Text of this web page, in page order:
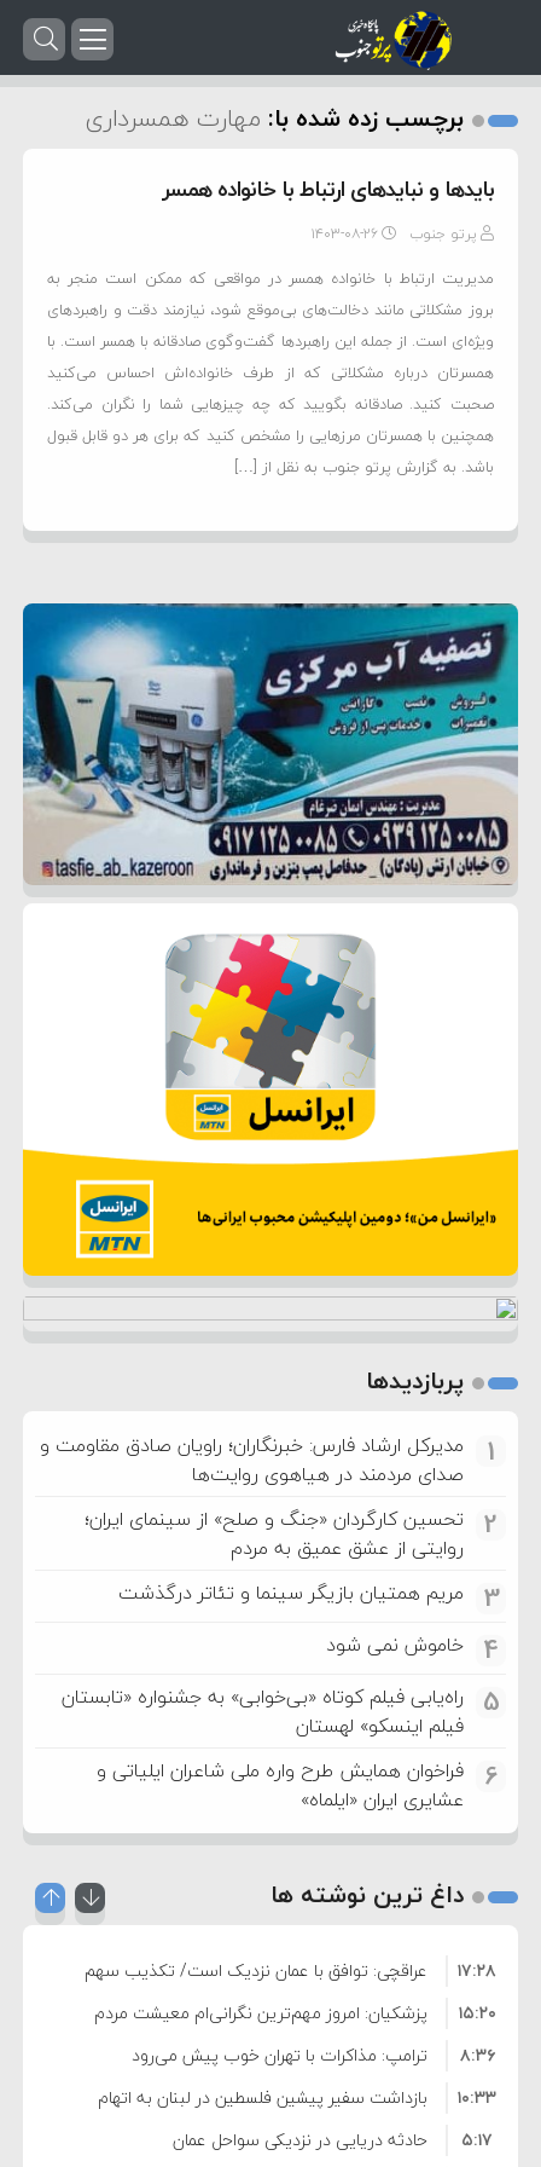
برچسب زده شده با: مهارت همسرداری
بایدها و نبایدهای ارتباط با خانواده همسر
پرتو جنوب ۱۴۰۳-۰۸-۲۶
مدیریت ارتباط با خانواده همسر در مواقعی که ممکن است منجر به
بروز مشکلاتی مانند دخالت‌های بی‌موقع شود، نیازمند دقت و راهبردهای
ویژه‌ای است. از جمله این راهبردها گفت‌وگوی صادقانه با همسر است. با
همسرتان درباره مشکلاتی که از طرف خانواده‌اش احساس می‌کنید
صحبت کنید. صادقانه بگویید که چه چیزهایی شما را نگران می‌کند.
همچنین با همسرتان مرزهایی را مشخص کنید که برای هر دو قابل قبول
باشد. به گزارش پرتو جنوب به نقل از […]
پربازدیدها
1
مدیرکل ارشاد فارس: خبرنگاران؛ راویان صادق مقاومت و
صدای مردمند در هیاهوی روایت‌ها
2
تحسین کارگردان «جنگ و صلح» از سینمای ایران؛
روایتی از عشق عمیق به مردم
3 مریم همتیان بازیگر سینما و تئاتر درگذشت
4 خاموش نمی شود
5
راه‌یابی فیلم کوتاه «بی‌خوابی» به جشنواره «تابستان
فیلم اینسکو» لهستان
6
فراخوان همایش طرح واره ملی شاعران ایلیاتی و
عشایری ایران «ایلماه»
داغ ترین نوشته ها
عراقچی: توافق با عمان نزدیک است/ تکذیب سهم
۱۱ درصدی ایران از خزر
۱۷:۲۸
پزشکیان: امروز مهم‌ترین نگرانی‌ام معیشت مردم
است
۱۵:۲۰
ترامپ: مذاکرات با تهران خوب پیش می‌رود
۸:۳۶
بازداشت سفیر پیشین فلسطین در لبنان به اتهام
فساد و اختلاس اموال
۱۰:۳۳
حادثه دریایی در نزدیکی سواحل عمان
۵:۱۷